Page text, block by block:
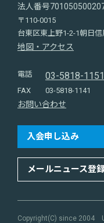
法人番号
〒110-0015
台東区東上野1-2-1朝日
地図・アクセス
電話 03-5818-1151
FAX 03-5818-1141
お問い合わせ
入会申し込み
メールニュース登
Copyright(C) since 2004